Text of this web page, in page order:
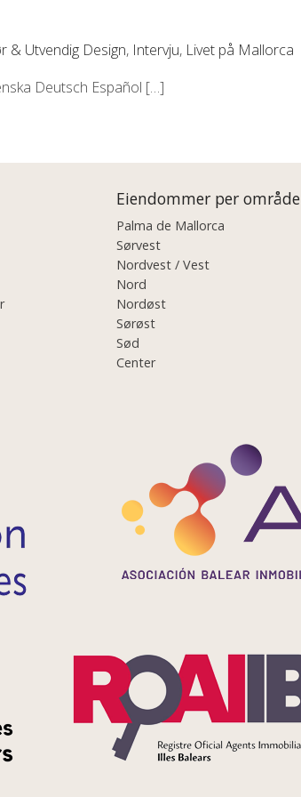
& Utvendig Design, Intervju, Livet på Mallorca
Deutsch Español […]
Eiendommer per område
Palma de Mallorca
Sørvest
Nordvest / Vest
Nord
Nordøst
Sørøst
Sød
Center